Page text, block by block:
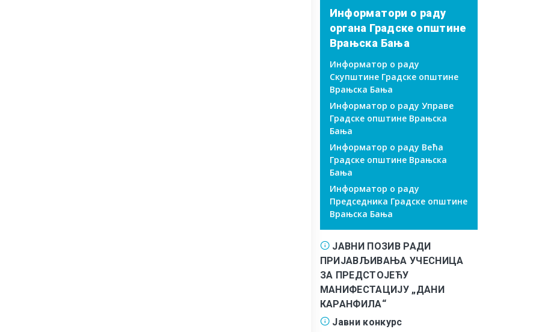
Информатори о раду
органа Градске општине
Врањска Бања
Информатор о раду
Скупштине Градске општине
Врањска Бања
Информатор о раду Управе
Градске општине Врањска
Бања
Информатор о раду Већа
Градске општине Врањска
Бања
Информатор о раду
Председника Градске општине
Врањска Бања
ЈАВНИ ПОЗИВ РАДИ
ПРИЈАВЉИВАЊА УЧЕСНИЦА
ЗА ПРЕДСТОЈЕЋУ
МАНИФЕСТАЦИЈУ „ДАНИ
КАРАНФИЛА“
Јавни конкурс